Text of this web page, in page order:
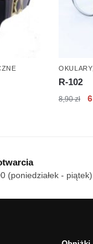
OKULARY
R-102
8,90zł
(poniedziałek - piątek)